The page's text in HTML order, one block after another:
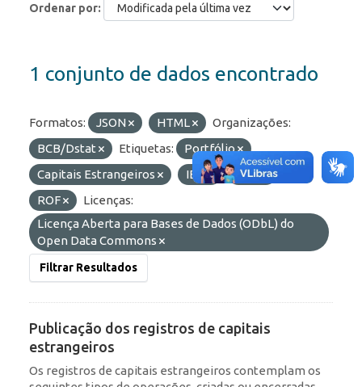
Ordenar por
1 conjunto de dados encontrado
Formatos: JSON HTML
Organizações:
BCB/Dstat
Etiquetas:
Portfólio
Capitais Estrangeiros
IED
RDE
ROF
Licenças:
Licença Aberta para Bases de Dados (ODbL) do
Open Data Commons
Filtrar Resultados
Publicação dos registros de capitais
estrangeiros
Os registros de capitais estrangeiros contemplam os